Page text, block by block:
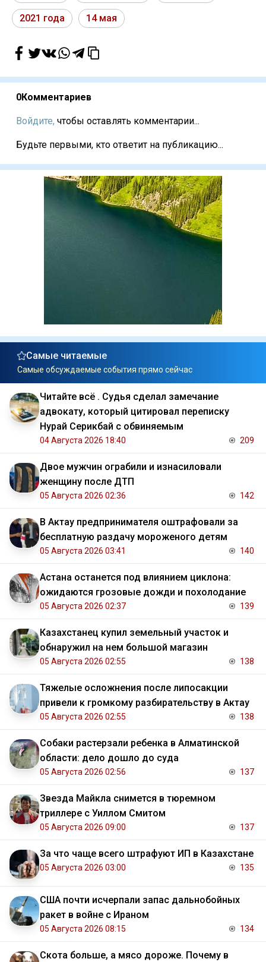
2021 года 14 мая
0Комментариев
Войдите, чтобы оставлять комментарии...
Будьте первыми, кто ответит на публикацию...
Самые читаемые
Самые обсуждаемые события прямо сейчас
Читайте всё . Судья сделал замечание
адвокату, который цитировал переписку
Нурай Серикбай с обвиняемым
04 Августа 2026 18:40 209
Двое мужчин ограбили и изнасиловали
женщину после ДТП
05 Августа 2026 02:36 142
В Актау предпринимателя оштрафовали за
бесплатную раздачу мороженого детям
05 Августа 2026 03:41 140
Астана останется под влиянием циклона:
ожидаются грозовые дожди и похолодание
05 Августа 2026 02:37 139
Казахстанец купил земельный участок и
обнаружил на нем большой магазин
05 Августа 2026 02:55 138
Тяжелые осложнения после липосакции
привели к громкому разбирательству в Актау
05 Августа 2026 02:55 138
Собаки растерзали ребенка в Алматинской
области: дело дошло до суда
05 Августа 2026 02:56 137
Звезда Майкла снимется в тюремном
триллере с Уиллом Смитом
05 Августа 2026 09:00 137
За что чаще всего штрафуют ИП в Казахстане
05 Августа 2026 03:00 135
США почти исчерпали запас дальнобойных
ракет в войне с Ираном
05 Августа 2026 08:15 134
Скота больше, а мясо дороже. Почему в